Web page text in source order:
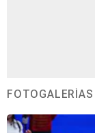
FOTOGALERÍAS